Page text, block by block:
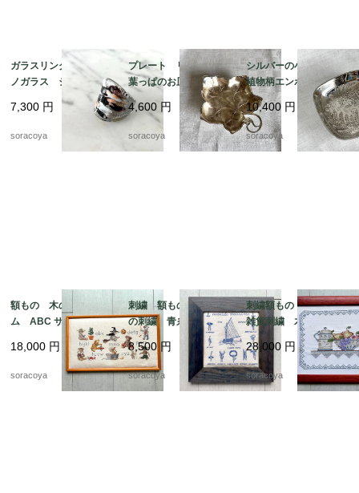
ガラスリング ムラー
ノガラス シルバーベ
ース 12号 メタリッ
クカラー 12acen15-2
7,300 円
soracoya
プレート リーフ型
葉っぱのお皿 WMF
ぶどうの葉っぱ 12ot
em10
4,600 円
soracoya
シルバーの小物入れ
植物柄エンボス gelb
社製 シルバープレー
ト 12otec11
10,400 円
soracoya
額もの 木のフレー
ム ABC サンプラー
くま クロスステッ
チ 図案 クマの物
語 12oter11
18,000 円
soracoya
刺繍 額もの ヨット
の刺繍 青糸 青フレ
ーム 12otdg45-2
8,500円
soracoya
刺繍額もの キッチン
雑貨刺繍 木製フレー
ム ポット ボール
ピッチャー フルー
ツ 12oter19
28,000 円
soracoya